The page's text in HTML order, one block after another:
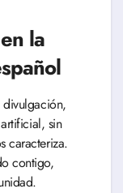
la
divulgación,
sin
caracteriza.
contigo,